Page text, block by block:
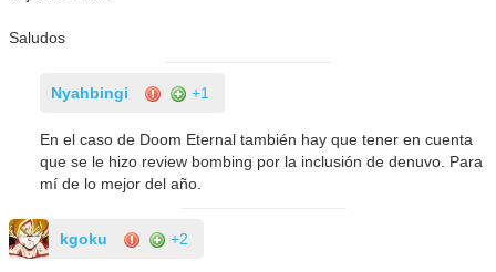
Saludos
Nyahbingi +1
En el caso de Doom Eternal también hay que tener en cuenta
que se le hizo review bombing por la inclusión de denuvo. Para
mí de lo mejor del año.
kgoku +2